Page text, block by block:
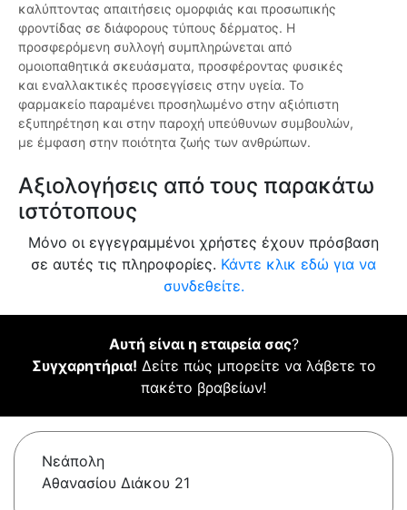
καλύπτοντας απαιτήσεις ομορφιάς και προσωπικής
φροντίδας σε διάφορους τύπους δέρματος. Η
προσφερόμενη συλλογή συμπληρώνεται από
ομοιοπαθητικά σκευάσματα, προσφέροντας φυσικές
και εναλλακτικές προσεγγίσεις στην υγεία. Το
φαρμακείο παραμένει προσηλωμένο στην αξιόπιστη
εξυπηρέτηση και στην παροχή υπεύθυνων συμβουλών,
με έμφαση στην ποιότητα ζωής των ανθρώπων.
Αξιολογήσεις από τους παρακάτω
ιστότοπους
Μόνο οι εγγεγραμμένοι χρήστες έχουν πρόσβαση
σε αυτές τις πληροφορίες. Κάντε κλικ εδώ για να
συνδεθείτε.
Αυτή είναι η εταιρεία σας?
Συγχαρητήρια! Δείτε πώς μπορείτε να λάβετε το
πακέτο βραβείων!
Νεάπολη
Αθανασίου Διάκου 21